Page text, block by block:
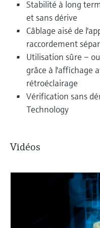
Stabilité à long
et sans dérive
Câblage aisé de
raccordement
Utilisation sûre –
grâce à l'affichage
rétroéclairage
Vérification sans
Technology
Vidéos